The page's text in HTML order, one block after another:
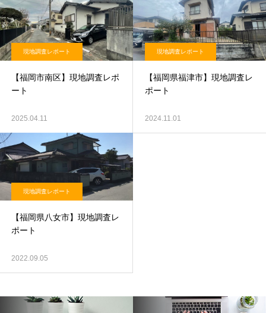
現地調査レポート
【福岡市南区】現地調査レポ
ート
2025.04.11
現地調査レポート
【福岡県福津市】現地調査レ
ポート
2024.11.01
現地調査レポート
【福岡県八女市】現地調査レ
ポート
2022.09.05